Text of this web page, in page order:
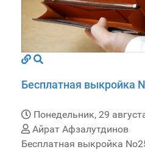
Бесплатная выкройка
Понедельник, 29
Айрат Афзалутдинов
Бесплатная выкройка